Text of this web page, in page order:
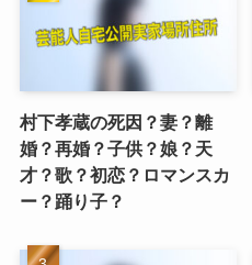
村下孝蔵の死因？妻？離
婚？再婚？子供？娘？天
才？歌？初恋？ロマンスカ
ー？踊り子？